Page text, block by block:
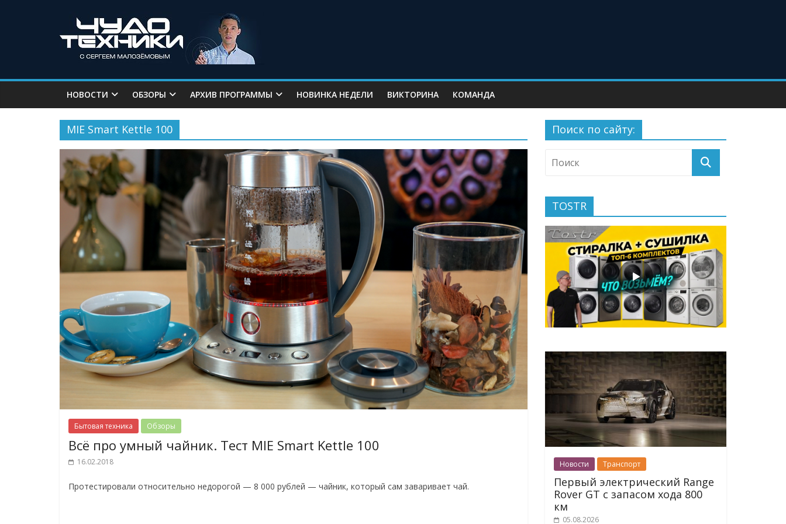
НОВОСТИ ОБЗОРЫ АРХИВ ПРОГРАММЫ НОВИНКА НЕДЕЛИ ВИКТОРИНА КОМАНДА
MIE Smart Kettle 100
Бытовая техника Обзоры
Всё про умный чайник. Тест MIE Smart Kettle 100
16.02.2018
Протестировали относительно недорогой — 8 000 рублей — чайник, который сам заваривает чай.
Поиск по сайту:
TOSTR
Новости Транспорт
Первый электрический Range
Rover GT с запасом хода 800
км
05.08.2026